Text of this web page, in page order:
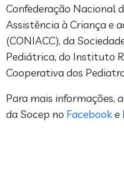
Confederação Nacional
Assistência à Criança e
(CONIACC), da
Pediátrica, do Instituto
Cooperativa dos
Para mais informações,
da Socep no Facebooke